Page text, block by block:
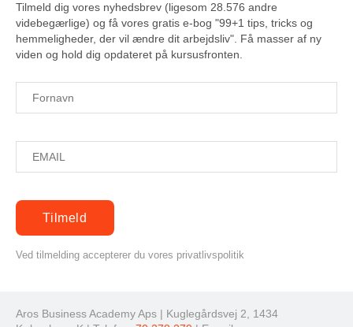
Tilmeld dig vores nyhedsbrev (ligesom 28.576 andre
videbegærlige) og få vores gratis e-bog "99+1 tips, tricks og
hemmeligheder, der vil ændre dit arbejdsliv". Få masser af ny
viden og hold dig opdateret på kursusfronten.
Ved tilmelding accepterer du vores privatlivspolitik
Aros Business Academy Aps | Kuglegårdsvej 2, 1434